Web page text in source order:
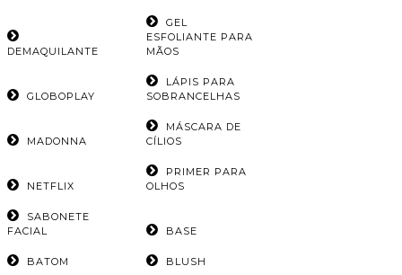
DEMAQUILANTE
GEL
ESFOLIANTE PARA
MÃOS
GLOBOPLAY
LÁPIS PARA
SOBRANCELHAS
MADONNA
MÁSCARA DE
CÍLIOS
NETFLIX
PRIMER PARA
OLHOS
SABONETE
FACIAL
BASE
BATOM BLUSH